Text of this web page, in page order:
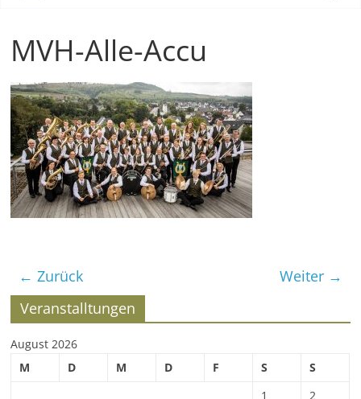
MVH-Alle-Accu
← Zurück
Weiter →
Veranstalltungen
August 2026
M
D M D F S
S
1
2